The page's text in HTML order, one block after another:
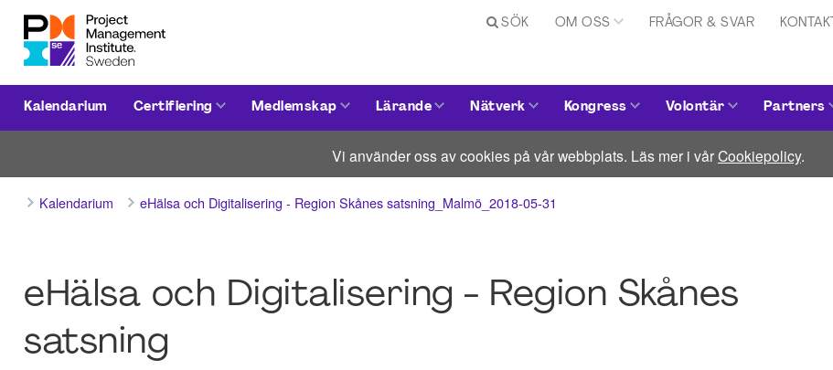
SÖK OM OSS FRÅGOR & SVAR KONTAKT
Kalendarium Certifiering Medlemskap Lärande Nätverk Kongress Volontär Partners
Vi använder oss av cookies på vår webbplats. Läs mer i vårCookiepolicy.
Kalendarium eHälsa och Digitalisering - Region Skånes satsning_Malmö_2018-05-31
eHälsa och Digitalisering - Region Skånes
satsning